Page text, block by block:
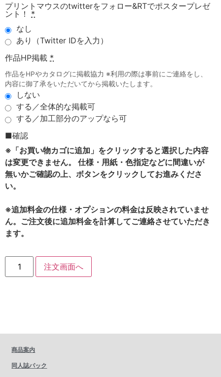
プリントマウスのtwitterをフォロー&RTでポスタープレゼ
ント！
*
なし
あり（Twitter IDを入力）
作品HP掲載 *
作品をHPやカタログに掲載協力 ※利用の際は事前にご連絡をし、
内容に御了承をいただいてから掲載いたします。
しない
する／全体的な掲載可
する／加工部分のアップなら可
■確認
※「お買い物カゴに追加」をクリックすると選択した内容
は変更できません。 仕様・用紙・色指定などに間違いが
無いかご確認の上、ボタンをクリックしてお進みくださ
い。
※追加料金の仕様・オプションの料金は反映されていませ
ん。ご注文後に追加料金を計算してご連絡させていただき
ます。
注文画面へ
商品案内
同人誌パック